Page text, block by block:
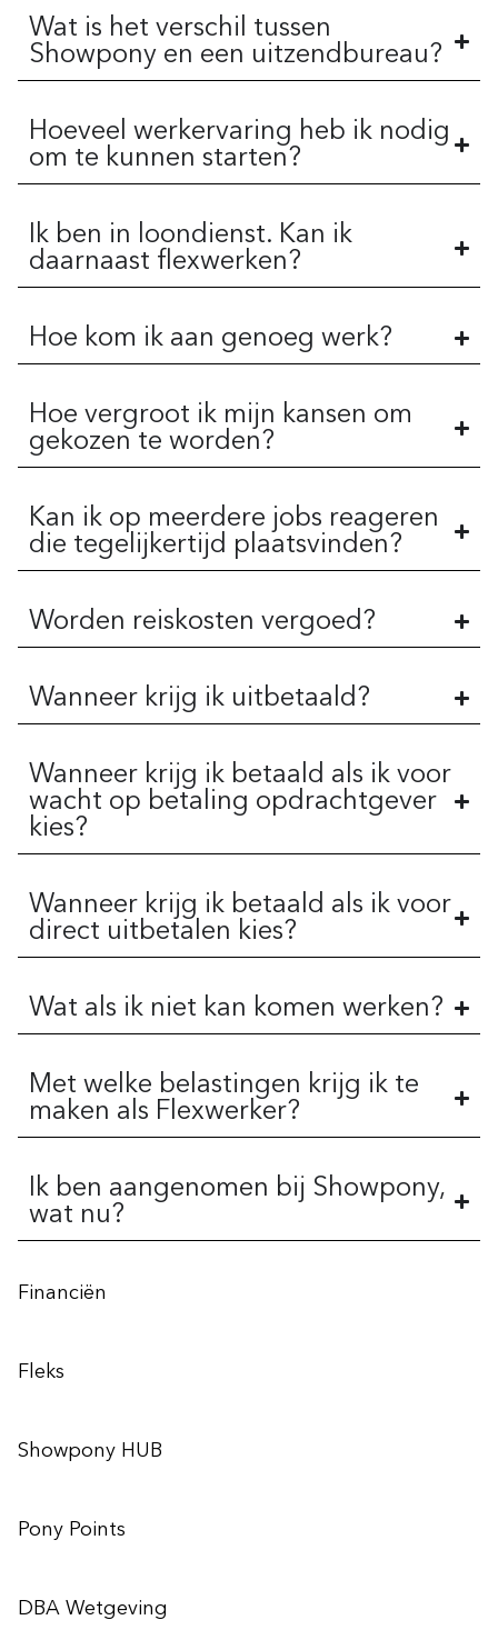
Financiën
Fleks
Showpony HUB
Pony Points
DBA Wetgeving
Wat is het verschil tussen
Showpony en een uitzendbureau?
Hoeveel werkervaring heb ik nodig
om te kunnen starten?
Ik ben in loondienst. Kan ik
daarnaast flexwerken?
Hoe kom ik aan genoeg werk?
Hoe vergroot ik mijn kansen om
gekozen te worden?
Kan ik op meerdere jobs reageren
die tegelijkertijd plaatsvinden?
Worden reiskosten vergoed?
Wanneer krijg ik uitbetaald?
Wanneer krijg ik betaald als ik voor
wacht op betaling opdrachtgever
kies?
Wanneer krijg ik betaald als ik voor
direct uitbetalen kies?
Wat als ik niet kan komen werken?
Met welke belastingen krijg ik te
maken als Flexwerker?
Ik ben aangenomen bij Showpony,
wat nu?